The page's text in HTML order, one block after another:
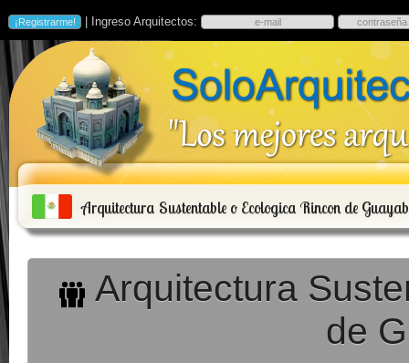
| Ingreso Arquitectos:
Arquitectura Sustentable o Ecologica Rincon de
Arquitectura
de